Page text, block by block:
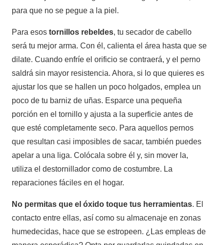
para que no se pegue a la piel.
Para esos tornillos rebeldes, tu secador de cabello
será tu mejor arma. Con él, calienta el área hasta que se
dilate. Cuando enfríe el orificio se contraerá, y el perno
saldrá sin mayor resistencia. Ahora, si lo que quieres es
ajustar los que se hallen un poco holgados, emplea un
poco de tu barniz de uñas. Esparce una pequeña
porción en el tornillo y ajusta a la superficie antes de
que esté completamente seco. Para aquellos pernos
que resultan casi imposibles de sacar, también puedes
apelar a una liga. Colócala sobre él y, sin mover la,
utiliza el destornillador como de costumbre. La
reparaciones fáciles en el hogar.
No permitas que el óxido toque tus herramientas. El
contacto entre ellas, así como su almacenaje en zonas
humedecidas, hace que se estropeen. ¿Las empleas de